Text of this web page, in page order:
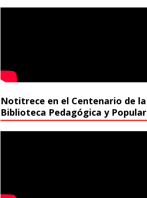
Notitrece en el Centenario de la
Biblioteca Pedagógica y Popular